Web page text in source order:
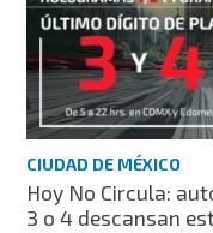
CIUDAD DE MÉXICO
Hoy No Circula:
3 o 4 descansan